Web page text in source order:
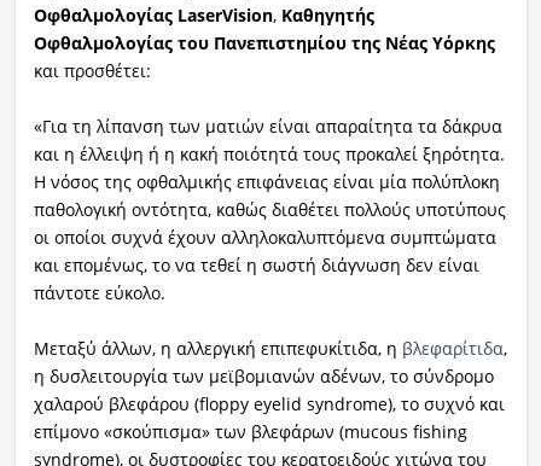
Οφθαλμολογίας LaserVision, Καθηγητής
Οφθαλμολογίας του Πανεπιστημίου της Νέας Υόρκης
και προσθέτει:
«Για τη λίπανση των ματιών είναι απαραίτητα τα δάκρυα
και η έλλειψη ή η κακή ποιότητά τους προκαλεί ξηρότητα.
Η νόσος της οφθαλμικής επιφάνειας είναι μία πολύπλοκη
παθολογική οντότητα, καθώς διαθέτει πολλούς υποτύπους
οι οποίοι συχνά έχουν αλληλοκαλυπτόμενα συμπτώματα
και επομένως, το να τεθεί η σωστή διάγνωση δεν είναι
πάντοτε εύκολο.
Μεταξύ άλλων, η αλλεργική επιπεφυκίτιδα, η βλεφαρίτιδα,
η δυσλειτουργία των μεϊβομιανών αδένων, το σύνδρομο
χαλαρού βλεφάρου (floppy eyelid syndrome), το συχνό και
επίμονο «σκούπισμα» των βλεφάρων (mucous fishing
syndrome), οι δυστροφίες του κερατοειδούς χιτώνα του